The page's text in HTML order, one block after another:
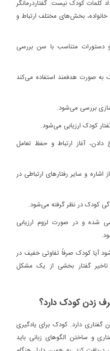
کلمات کودک نیست. گفتاردرمانگر
بخش‌های مختلف ارتباط و
دستورات متناسب با سن بررسی
به صورت هدفمند استفاده می‌کند
بررسی می‌شود.
کودک ارزیابی می‌شود.
آغاز ارتباط و حفظ تعامل
اشاره و سایر رفتارهای ارتباطی در
کودک در نظر گرفته می‌شود.
شده و در صورت لزوم ارزیابی
آیا کودک صرفاً تفاوتی خفیف در
گفتار بخشی از یک مشکل
زدن کودک دارد؟
دارد. کودک برای یادگیری
و ساختن الگوهای زبانی باید